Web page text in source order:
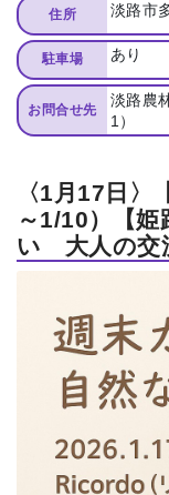
住所 淡路市
駐車場 あり
お問合せ先
淡路農
1）
〈1月17日〉
～1/10）【
い 大人の交